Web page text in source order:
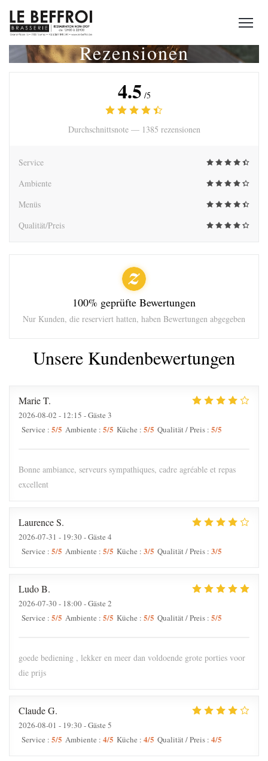
Rezensionen
Unsere Kundenbewertungen
MarieT
2026-08-02 - 12:15 - Gäste 3
Service : 5/5 Ambiente : 5/5 Küche : 5/5 Qualität / Preis : 5/5
Bonne ambiance, serveurs sympathiques, cadre agréable et repas
excellent
LaurenceS
2026-07-31 - 19:30 - Gäste 4
Service : 5/5 Ambiente : 5/5 Küche : 3/5 Qualität / Preis : 3/5
LudoB
2026-07-30- 18:00 - Gäste 2
Service : 5/5 Ambiente : 5/5 Küche : 5/5 Qualität / Preis : 5/5
goede bediening , lekker en meer dan voldoende grote porties voor
die prijs
ClaudeG
2026-08-01 - 19:30 - Gäste 5
Service : 5/5 Ambiente : 4/5 Küche : 4/5 Qualität / Preis : 4/5
4.5 /5
Durchschnittsnote — 1385 rezensionen
Service
Ambiente
Menüs
Qualität/Preis
100% geprüfte Bewertungen
Nur Kunden, die reserviert hatten, haben Bewertungen abgegeben